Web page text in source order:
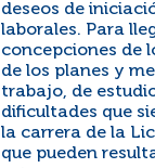
deseos de
laborales. Para
concepciones de
de los planes y
trabajo, de
dificultades que
la carrera de la
que pueden